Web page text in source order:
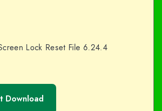
Lock Reset File 6.24.4
Download